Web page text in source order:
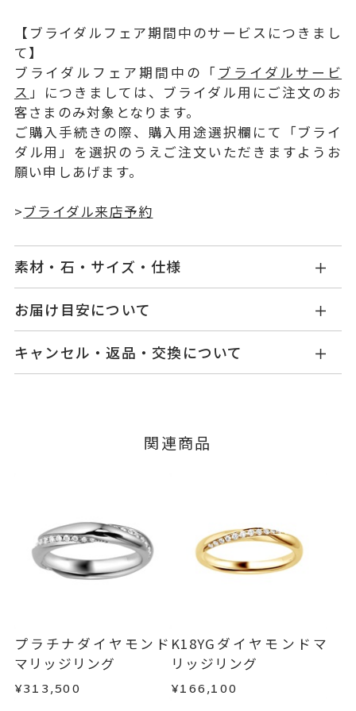
【ブライダルフェア期間中のサービスにつきまし
て】
ブライダルフェア期間中の「 ブライダルサービ
ス 」につきましては、ブライダル用にご注文のお
客さまのみ対象となります。
ご購入手続きの際、購入用途選択欄にて「ブライ
ダル用」を選択のうえご注文いただきますようお
願い申しあげます。
>ブライダル来店予約
素材・石・サイズ・仕様
品番
PG1003W001WDYG
素材
K18イエローゴールド
石
ダイヤモンド 0.22ct
※#16号からは19,800円(税込)の
カテゴリー
結婚指輪(マリッジリング)
刻印をお入れしない場合のお届け
目安:約3ヶ月
刻印文字数
サイズ#4.5までは、5文字まで。
お届け目安について
てご案内いたします。
詳しくはこちら
キャンセル・返品・交換について
ージの購入履歴一覧よりご注文状況をご確認いた
メンバーシップ未登録のお客さまは、お問い合
わせフォームよりご連絡ください。
返品・交換以下の場合、商品の返品・交換・返金
・受注生産の商品
・お客さまのお手元で傷や汚れが発生した商品
・到着後ご連絡無く7日以上経過した商品
・刻印をお入れした商品
関連商品
プラチナダイヤモンド
マリッジリング
¥313,500
K18YGダイヤモンドマ
リッジリング
¥166,100